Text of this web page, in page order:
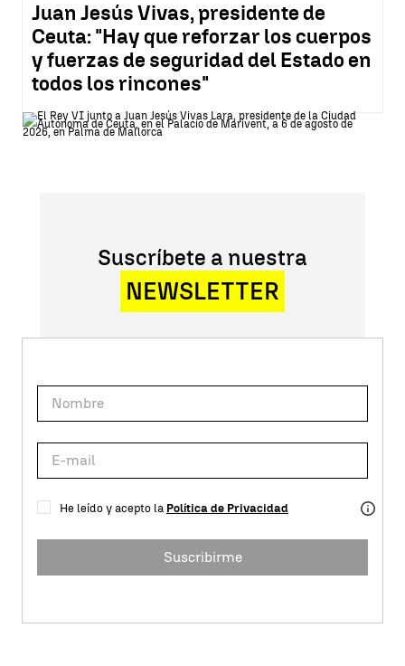
Juan Jesús Vivas, presidente de
Ceuta: "Hay que reforzar los cuerpos
y fuerzas de seguridad del Estado en
todos los rincones"
Suscríbete a nuestra
NEWSLETTER
He leído y acepto la Política de Privacidad
Suscribirme